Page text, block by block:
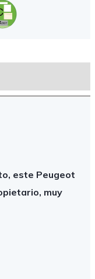
este Peugeot
muy